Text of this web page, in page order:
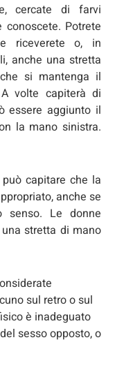
cercate di farvi
Potrete
riceverete o, in
anche una stretta
si mantenga il
volte capiterà di
essere aggiunto il
la mano sinistra.
capitare che la
anche se
senso. Le donne
stretta di mano
sul retro o sul
è inadeguato
sesso opposto, o